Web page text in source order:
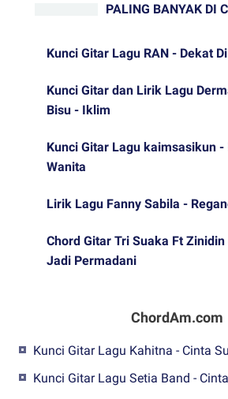
PALING BANYAK DI
Kunci Gitar Lagu RAN - Dekat
Kunci Gitar dan Lirik Lagu
Bisu - Iklim
Kunci Gitar Lagu kaimsasikun -
Wanita
Lirik Lagu Fanny Sabila -
Chord Gitar Tri Suaka Ft
Jadi Permadani
ChordAm.com
Kunci Gitar Lagu Kahitna - Cinta
Kunci Gitar Lagu Setia Band -